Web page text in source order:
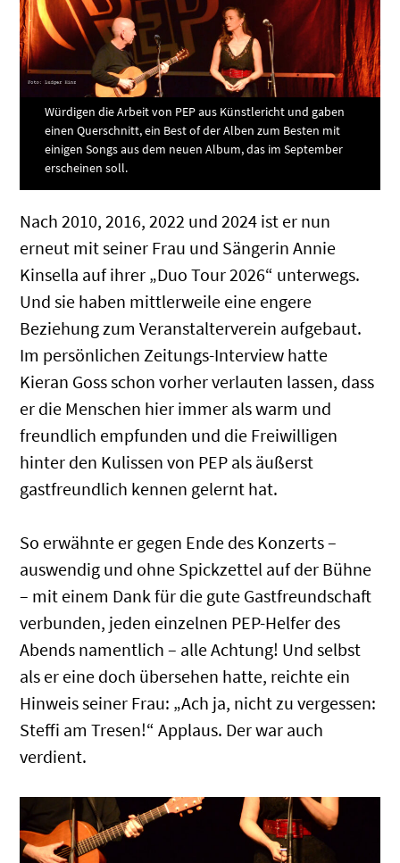
Würdigen die Arbeit von PEP aus Künstlericht und gaben
einen Querschnitt, ein Best of der Alben zum Besten mit
einigen Songs aus dem neuen Album, das im September
erscheinen soll.
Nach 2010, 2016, 2022 und 2024 ist er nun
erneut mit seiner Frau und Sängerin Annie
Kinsella auf ihrer „Duo Tour 2026“ unterwegs.
Und sie haben mittlerweile eine engere
Beziehung zum Veranstalterverein aufgebaut.
Im persönlichen Zeitungs-Interview hatte
Kieran Goss schon vorher verlauten lassen, dass
er die Menschen hier immer als warm und
freundlich empfunden und die Freiwilligen
hinter den Kulissen von PEP als äußerst
gastfreundlich kennen gelernt hat.
So erwähnte er gegen Ende des Konzerts –
auswendig und ohne Spickzettel auf der Bühne
– mit einem Dank für die gute Gastfreundschaft
verbunden, jeden einzelnen PEP-Helfer des
Abends namentlich – alle Achtung! Und selbst
als er eine doch übersehen hatte, reichte ein
Hinweis seiner Frau: „Ach ja, nicht zu vergessen:
Steffi am Tresen!“ Applaus. Der war auch
verdient.